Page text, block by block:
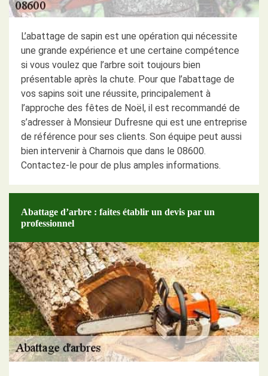
L’abattage de sapin est une opération qui nécessite
une grande expérience et une certaine compétence
si vous voulez que l’arbre soit toujours bien
présentable après la chute. Pour que l’abattage de
vos sapins soit une réussite, principalement à
l’approche des fêtes de Noël, il est recommandé de
s’adresser à Monsieur Dufresne qui est une entreprise
de référence pour ses clients. Son équipe peut aussi
bien intervenir à Charnois que dans le 08600.
Contactez-le pour de plus amples informations.
Abattage d’arbre : faites établir un devis par un
professionnel